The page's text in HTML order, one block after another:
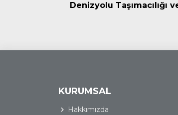
Denizyolu Taşımacılığı
KURUMSAL
Hakkımızda